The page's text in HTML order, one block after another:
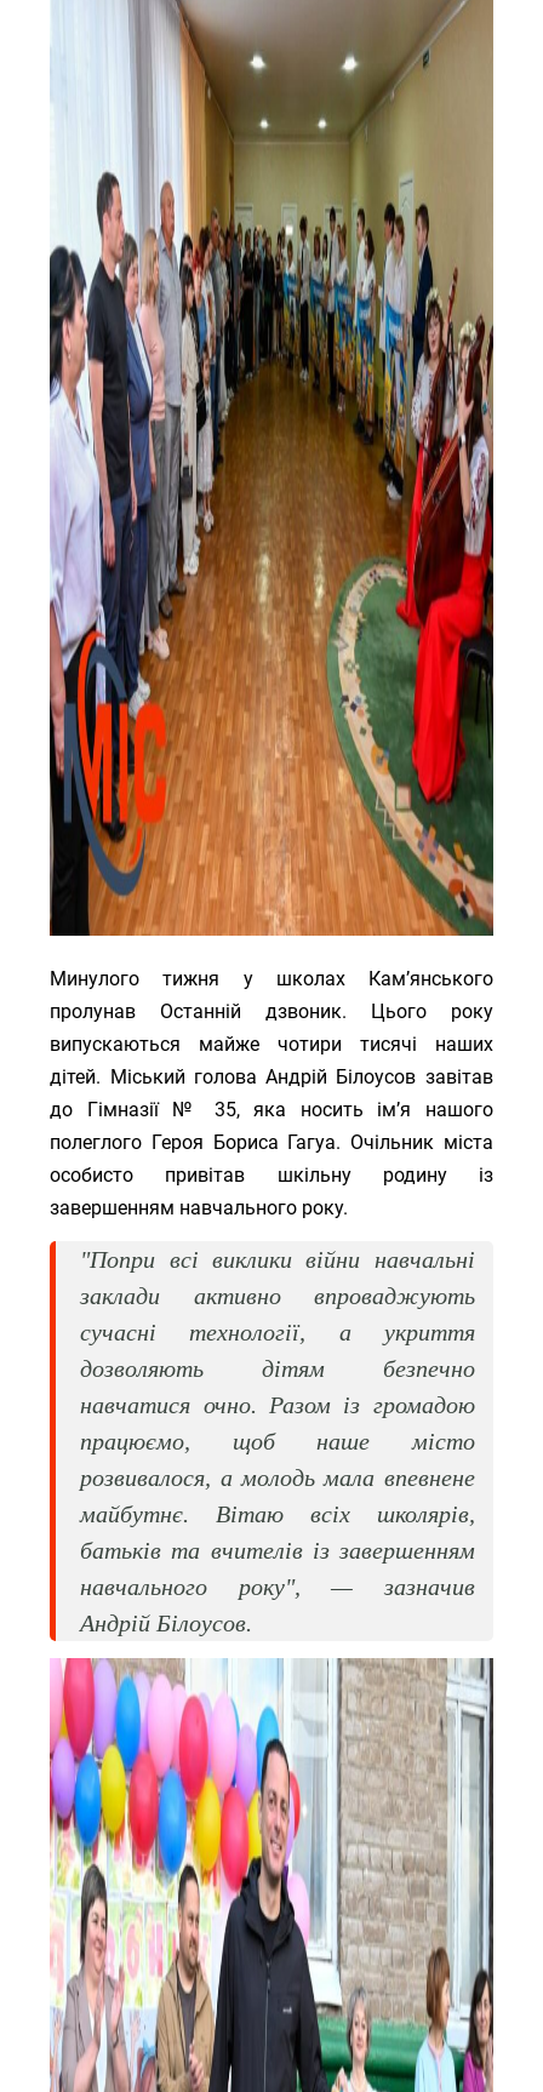
Минулого тижня у школах Кам’янського
пролунав Останній дзвоник. Цього року
випускаються майже чотири тисячі наших
дітей. Міський голова Андрій Білоусов завітав
до Гімназії № 35, яка носить ім’я нашого
полеглого Героя Бориса Гагуа. Очільник міста
особисто привітав шкільну родину із
завершенням навчального року.
"Попри всі виклики війни навчальні
заклади активно впроваджують
сучасні технології, а укриття
дозволяють дітям безпечно
навчатися очно. Разом із громадою
працюємо, щоб наше місто
розвивалося, а молодь мала впевнене
майбутнє. Вітаю всіх школярів,
батьків та вчителів із завершенням
навчального року", — зазначив
Андрій Білоусов.